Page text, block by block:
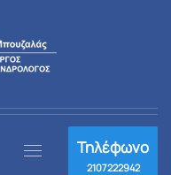
Τηλέφωνο
2107222942